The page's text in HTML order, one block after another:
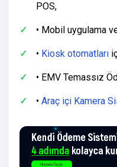
POS,
• Mobil uygulama
• Kiosk otomatları
• EMV Temassız
• Araç içi Kamera